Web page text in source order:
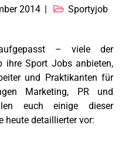
2014
Sportyjob
aufgepasst – viele der
ihre Sport Jobs anbieten,
und Praktikanten für
Marketing, PR und
euch einige dieser
heute detaillierter vor: